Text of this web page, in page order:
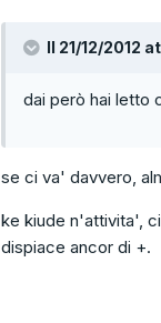
Il 21/12/2012
dai però hai letto
se ci va' davvero,
ke kiude n'attivita',
dispiace ancor di +.